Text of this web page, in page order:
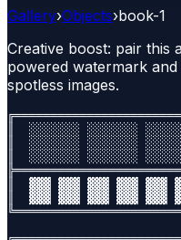
Gallery›Objects›book-1
Creative boost: pair this
powered watermark
spotless images.
║  ░░░░░░░ ░░░░░░░
║  ░░░░░░░ ░░░░░░░
║  ░░░░░░░ ░░░░░░░
║  ▓▓▓ ▓▓▓ ▓▓▓ ▓▓▓ ▓▓▓
║  ▓▓▓ ▓▓▓ ▓▓▓ ▓▓▓ ▓▓▓